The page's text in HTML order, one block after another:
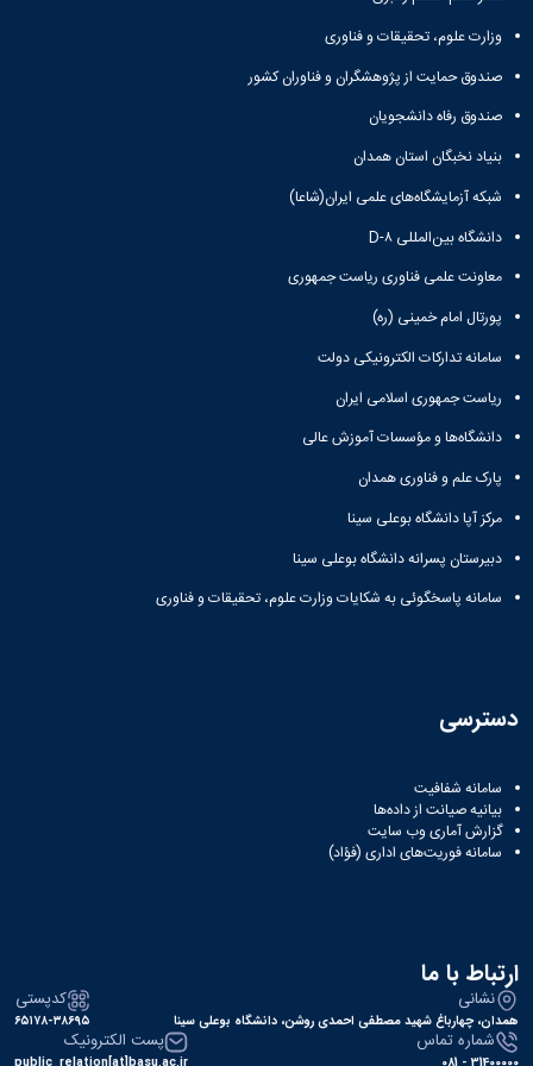
مرکز
نشر
رئیس
دفتر
ارتباط
با
رئیس
آزمایشگاه
مرکزی
معاون
مدیر
امور
پژوهشی
ارتباط با
معاونت
نشانی
ونقشه
با
کارکنان
ارتباط
صنعت
تحقیقات
و فناوری
مرکز
تحقیقات
گیاهی
پژوهشکده
آزمایشگاه
تحقیقاتی
آزمایشگاه
مرکزی
آزمایشگاه
پسماند
آزمایشگاه
مصالح
آزمایشگاه
مواد
آزمایشگاه
هوش
و
بینایی
اولویت
های
های
پژوهشی
سال
1398
صنعت
آزمایشگاه
مرکز
نشر
شوراها و
کارگروه‌ها
پژوهشی
شورای
انتشارات
اتاق
پژوهشی
کارگروه
سنجی
کارگروه
اخلاق
پزشکی
اخلاق
در
دانشگاه
آیین
نامه
های
ها
آیین
های
طرح
ها
آیین
های
مجلات
آیین
نامه
های
کنفرانس
ها
نامه
های
اعضای
هیات
ها
وزارت علوم، تحقیقات و فناوری
صندوق حمایت از پژوهشگران و فناوران کشور
صندوق رفاه دانشجویان
بنیاد نخبگان استان همدان
شبکه آزمایشگاه‌های علمی ایران(شاعا)
دانشگاه بین‌المللی D-۸
معاونت علمی فناوری ریاست جمهوری
پورتال امام خمینی (ره)
سامانه تدارکات الکترونیکی دولت
ریاست جمهوری اسلامی ایران
دانشگاه‌ها و مؤسسات آموزش عالی
پارک علم و فناوری همدان
مرکز آپا دانشگاه بوعلی سینا
دبیرستان پسرانه دانشگاه بوعلی سینا
سامانه پاسخگوئی به شکایات وزارت علوم، تحقیقات و فناوری
دسترسی
سامانه شفافیت
بیانیه صیانت از داده‌ها
گزارش آماری وب‌ سایت
سامانه فوریت‌های اداری (فؤاد)
ارتباط با ما
نشانی
همدان، چهارباغ شهید مصطفی احمدی روشن، دانشگاه بوعلی سینا
کدپستی
۶۵۱۷۸-۳۸۶۹۵
شماره تماس
31400000 - 081
پست الکترونیک
public_relation[at]basu.ac.ir